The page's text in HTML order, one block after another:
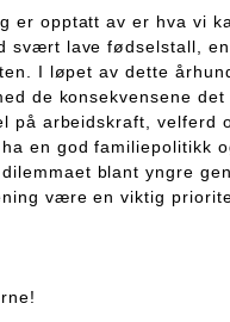
er opptatt av er hva vi
svært lave fødselstall,
I løpet av dette
de konsekvensene
på arbeidskraft, velferd
en god familiepolitikk
blant yngre
være en viktig